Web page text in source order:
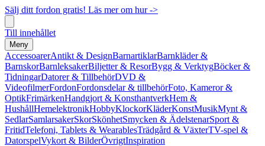
Sälj ditt fordon gratis! Läs mer om hur ->
Till innehållet
Meny
AccessoarerAntikt & DesignBarnartiklarBarnkläder &
BarnskorBarnleksakerBiljetter & ResorBygg & VerktygBöcker &
TidningarDatorer & TillbehörDVD &
VideofilmerFordonFordonsdelar & tillbehörFoto, Kameror &
OptikFrimärkenHandgjort & KonsthantverkHem &
HushållHemelektronikHobbyKlockorKläderKonstMusikMynt &
SedlarSamlarsakerSkorSkönhetSmycken & ÄdelstenarSport &
FritidTelefoni, Tablets & WearablesTrädgård & VäxterTV-spel &
DatorspelVykort & BilderÖvrigtInspiration